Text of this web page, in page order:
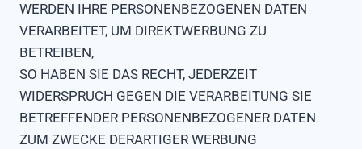
WERDEN IHRE PERSONENBEZOGENEN DATEN
VERARBEITET, UM DIREKTWERBUNG ZU
BETREIBEN,
SO HABEN SIE DAS RECHT, JEDERZEIT
WIDERSPRUCH GEGEN DIE VERARBEITUNG SIE
BETREFFENDER PERSONENBEZOGENER DATEN
ZUM ZWECKE DERARTIGER WERBUNG